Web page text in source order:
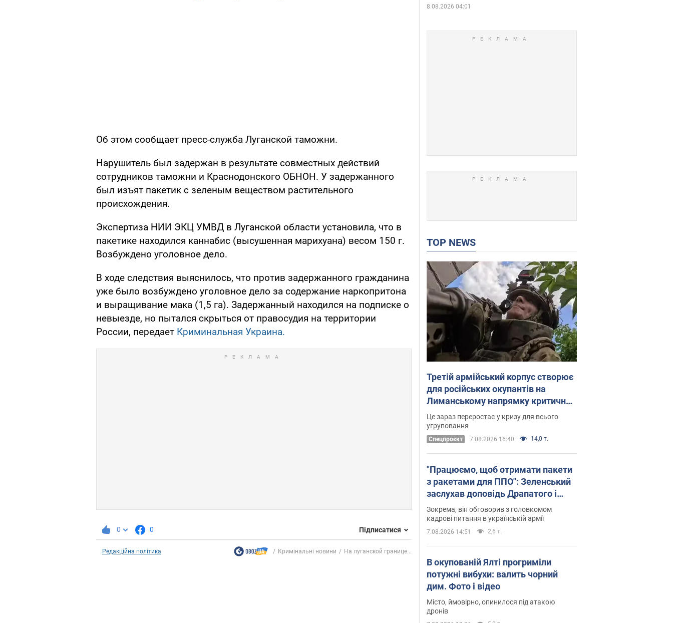
Об этом сообщает пресс-служба Луганской таможни.
Нарушитель был задержан в результате совместных действий
сотрудников таможни и Краснодонского ОБНОН. У задержанного
был изъят пакетик с зеленым веществом растительного
происхождения.
Экспертиза НИИ ЭКЦ УМВД в Луганской области установила, что в
пакетике находился каннабис (высушенная марихуана) весом 150 г.
Возбуждено уголовное дело.
В ходе следствия выяснилось, что против задержанного гражданина
уже было возбуждено уголовное дело за содержание наркопритона
и выращивание мака (1,5 га). Задержанный находился на подписке о
невыезде, но пытался скрыться от правосудия на территории
России, передает Криминальная Украина.
0 0 Підписатися
Редакційна політика Кримінальні новини На луганской границе...
8.08.2026 04:01
TOP NEWS
Третій армійський корпус створює
для російських окупантів на
Лиманському напрямку критичний
дискомфорт: як це вдалося
Це зараз переростає у кризу для всього
угруповання
Cпецпроєкт 7.08.2026 16:40 14,0 т.
"Працюємо, щоб отримати пакети
з ракетами для ППО": Зеленський
заслухав доповідь Драпатого і
анонсував нові кроки
Зокрема, він обговорив з головкомом
кадрові питання в українській армії
7.08.2026 14:51 2,6 т.
В окупованій Ялті прогриміли
потужні вибухи: валить чорний
дим. Фото і відео
Місто, ймовірно, опинилося під атакою
дронів